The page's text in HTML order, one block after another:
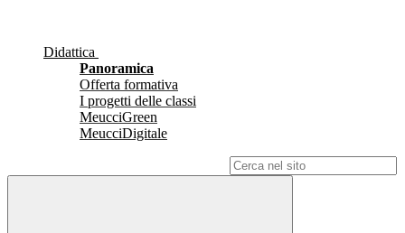
Didattica
Panoramica
Offerta formativa
I progetti delle classi
MeucciGreen
MeucciDigitale